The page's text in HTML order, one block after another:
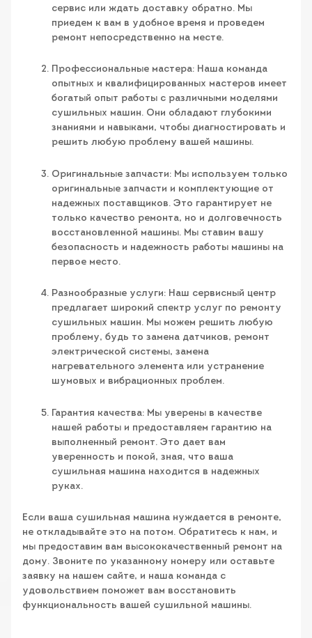
сервис или ждать доставку обратно. Мы
приедем к вам в удобное время и проведем
ремонт непосредственно на месте.
Профессиональные мастера: Наша команда
опытных и квалифицированных мастеров имеет
богатый опыт работы с различными моделями
сушильных машин. Они обладают глубокими
знаниями и навыками, чтобы диагностировать и
решить любую проблему вашей машины.
Оригинальные запчасти: Мы используем только
оригинальные запчасти и комплектующие от
надежных поставщиков. Это гарантирует не
только качество ремонта, но и долговечность
восстановленной машины. Мы ставим вашу
безопасность и надежность работы машины на
первое место.
Разнообразные услуги: Наш сервисный центр
предлагает широкий спектр услуг по ремонту
сушильных машин. Мы можем решить любую
проблему, будь то замена датчиков, ремонт
электрической системы, замена
нагревательного элемента или устранение
шумовых и вибрационных проблем.
Гарантия качества: Мы уверены в качестве
нашей работы и предоставляем гарантию на
выполненный ремонт. Это дает вам
уверенность и покой, зная, что ваша
сушильная машина находится в надежных
руках.
Если ваша сушильная машина нуждается в ремонте,
не откладывайте это на потом. Обратитесь к нам, и
мы предоставим вам высококачественный ремонт на
дому. Звоните по указанному номеру или оставьте
заявку на нашем сайте, и наша команда с
удовольствием поможет вам восстановить
функциональность вашей сушильной машины.